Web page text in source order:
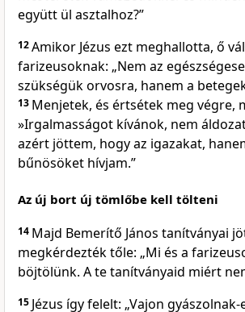
együtt ül asztalhoz?”
12Amikor Jézus ezt meghallotta, ő
farizeusoknak: „Nem az
szükségük orvosra, hanem a
13 Menjetek, és értsétek meg végre,
»Irgalmasságot kívánok, nem
azért jöttem, hogy az igazakat,
bűnösöket hívjam.”
Az új bort új tömlőbe kell tölteni
14 Majd Bemerítő János tanítványai
megkérdezték tőle: „Mi és a
böjtölünk. A te tanítványaid miért
15 Jézus így felelt: „Vajon